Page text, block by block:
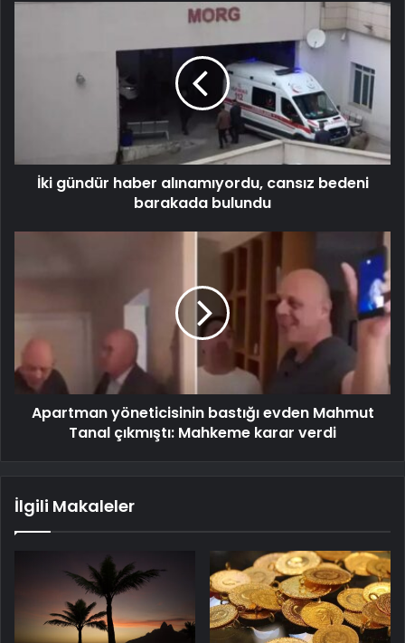
İki gündür haber alınamıyordu, cansız bedeni
barakada bulundu
Apartman yöneticisinin bastığı evden Mahmut
Tanal çıkmıştı: Mahkeme karar verdi
İlgili Makaleler